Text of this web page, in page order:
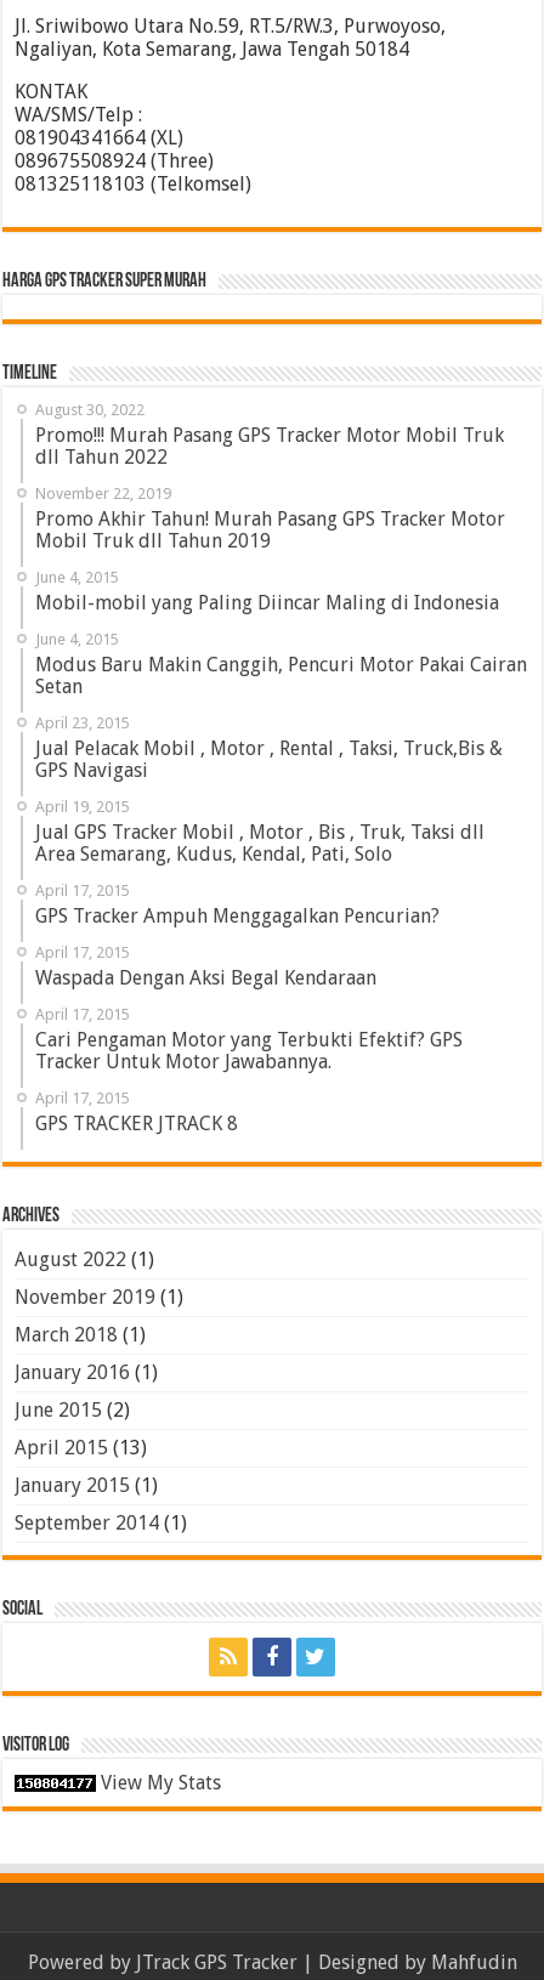
Jl. Sriwibowo Utara No.59, RT.5/RW.3, Purwoyoso,
Ngaliyan, Kota Semarang, Jawa Tengah 50184
KONTAK
WA/SMS/Telp :
081904341664 (XL)
089675508924 (Three)
081325118103 (Telkomsel)
HARGA GPS TRACKER SUPER MURAH
Timeline
August 30, 2022
Promo!!! Murah Pasang GPS Tracker Motor Mobil Truk
dll Tahun 2022
November 22, 2019
Promo Akhir Tahun! Murah Pasang GPS Tracker Motor
Mobil Truk dll Tahun 2019
June 4, 2015
Mobil-mobil yang Paling Diincar Maling di Indonesia
June 4, 2015
Modus Baru Makin Canggih, Pencuri Motor Pakai Cairan
Setan
April 23, 2015
Jual Pelacak Mobil , Motor , Rental , Taksi, Truck,Bis &
GPS Navigasi
April 19, 2015
Jual GPS Tracker Mobil , Motor , Bis , Truk, Taksi dll
Area Semarang, Kudus, Kendal, Pati, Solo
April 17, 2015
GPS Tracker Ampuh Menggagalkan Pencurian?
April 17, 2015
Waspada Dengan Aksi Begal Kendaraan
April 17, 2015
Cari Pengaman Motor yang Terbukti Efektif? GPS
Tracker Untuk Motor Jawabannya.
April 17, 2015
GPS TRACKER JTRACK 8
Archives
August 2022 (1)
November 2019 (1)
March 2018 (1)
January 2016 (1)
June 2015 (2)
April 2015 (13)
January 2015 (1)
September 2014 (1)
Social
Visitor Log
View My Stats
Powered by JTrack GPS Tracker| Designed by Mahfudin